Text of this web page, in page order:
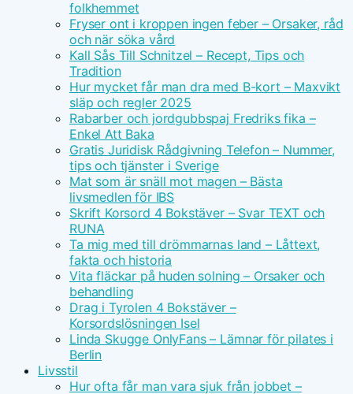
folkhemmet
Fryser ont i kroppen ingen feber – Orsaker, råd
och när söka vård
Kall Sås Till Schnitzel – Recept, Tips och
Tradition
Hur mycket får man dra med B-kort – Maxvikt
släp och regler 2025
Rabarber och jordgubbspaj Fredriks fika –
Enkel Att Baka
Gratis Juridisk Rådgivning Telefon – Nummer,
tips och tjänster i Sverige
Mat som är snäll mot magen – Bästa
livsmedlen för IBS
Skrift Korsord 4 Bokstäver – Svar TEXT och
RUNA
Ta mig med till drömmarnas land – Låttext,
fakta och historia
Vita fläckar på huden solning – Orsaker och
behandling
Drag i Tyrolen 4 Bokstäver –
Korsordslösningen Isel
Linda Skugge OnlyFans – Lämnar för pilates i
Berlin
Livsstil
Hur ofta får man vara sjuk från jobbet –